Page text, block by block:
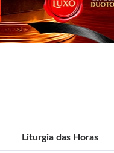
Liturgia das Horas